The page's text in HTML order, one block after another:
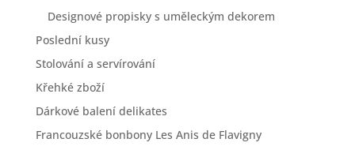
Designové propisky s uměleckým dekorem
Poslední kusy
Stolování a servírování
Křehké zboží
Dárkové balení delikates
Francouzské bonbony Les Anis de Flavigny